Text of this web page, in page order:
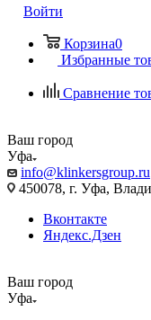
Войти
Корзина0
Избранные
Сравнение
Ваш город
Уфа
info@klinkersgroup.ru
450078, г. Уфа,
Вконтакте
Яндекс.Дзен
Ваш город
Уфа